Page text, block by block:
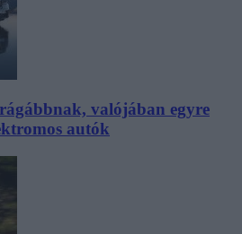
valójában egyre
autók